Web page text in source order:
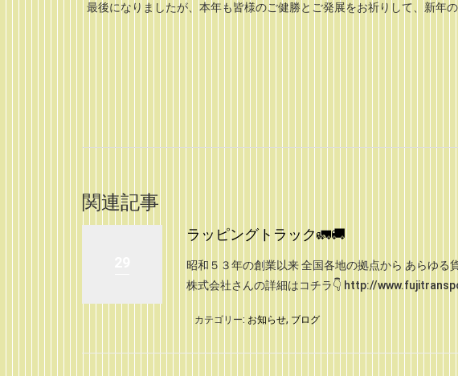
最後になりましたが、本年も皆様のご健勝とご発展をお祈りして、新年の
関連記事
ラッピングトラック🚛🚚
昭和５３年の創業以来 全国各地の拠点から あらゆ
株式会社さんの詳細はコチラ👇 http://
カテゴリー: お知らせ, ブログ